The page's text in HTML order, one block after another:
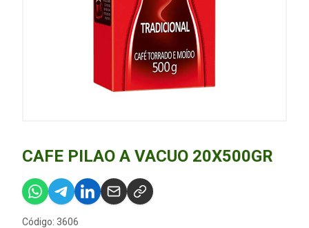
CAFE PILAO A VACUO 20X500GR
Código: 3606